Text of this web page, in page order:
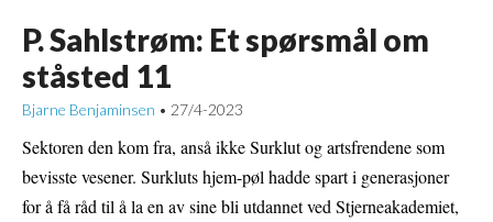
P. Sahlstrøm: Et spørsmål om
ståsted 11
Bjarne Benjaminsen • 27/4-2023
Sektoren den kom fra, anså ikke Surklut og artsfrendene som
bevisste vesener. Surkluts hjem-pøl hadde spart i generasjoner
for å få råd til å la en av sine bli utdannet ved Stjerneakademiet,